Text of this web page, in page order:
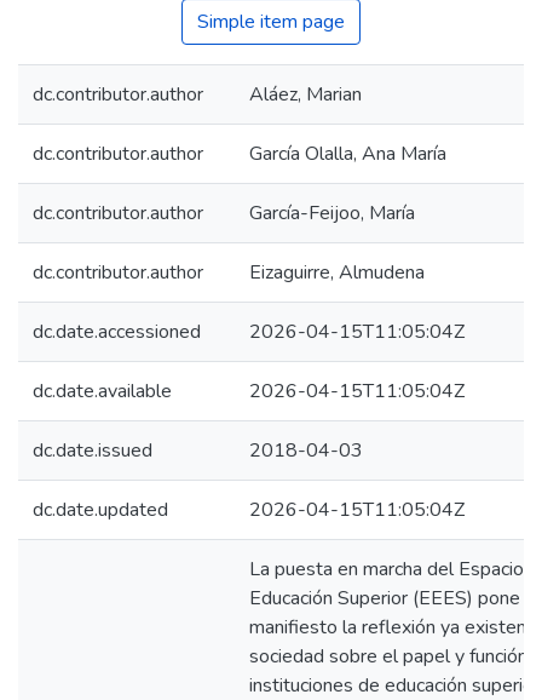
Policies
Simple item page
dc.contributor.author Aláez, Marian
dc.contributor.author García Olalla, Ana María
dc.contributor.author García-Feijoo, María
dc.contributor.author Eizaguirre, Almudena
dc.date.accessioned 2026-04-15T11:05:04Z
dc.date.available 2026-04-15T11:05:04Z
dc.date.issued 2018-04-03
dc.date.updated 2026-04-15T11:05:04Z
La puesta en marcha del Espacio
Educación Superior (EEES) pone
manifiesto la reflexión ya
sociedad sobre el papel y función
instituciones de educación